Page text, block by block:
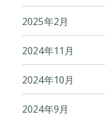
2025年2月
2024年11月
2024年10月
2024年9月